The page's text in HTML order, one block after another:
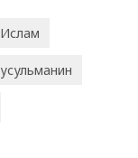
Ислам